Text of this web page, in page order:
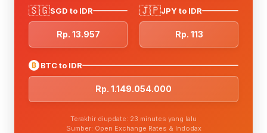
🇸🇬SGD to IDR
Rp. 13.957
🇯🇵JPY to IDR
Rp. 113
₿ BTC to IDR
Rp. 1.149.054.000
Terakhir diupdate: 23 minutes yang lalu
Sumber: Open Exchange Rates & Indodax